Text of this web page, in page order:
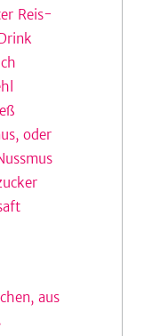
Reis-
oder
aus